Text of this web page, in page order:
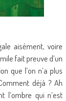
aisément, voire
fait preuve d’un
que l’on n’a plus
déjà ? Ah
l’ombre qui n’est